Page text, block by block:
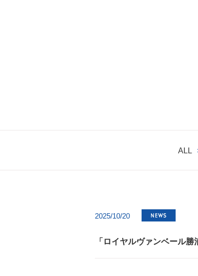
ALL
2025/10/20
「ロイヤルヴァンベール